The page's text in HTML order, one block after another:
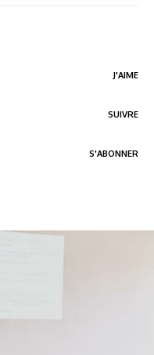
J'AIME
SUIVRE
S'ABONNER